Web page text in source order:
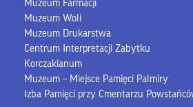
Muzeum Farmacji
Muzeum Woli
Muzeum Drukarstwa
Centrum Interpretacji Zabytku
Korczakianum
Muzeum – Miejsce Pamięci Palmiry
Izba Pamięci przy Cmentarzu